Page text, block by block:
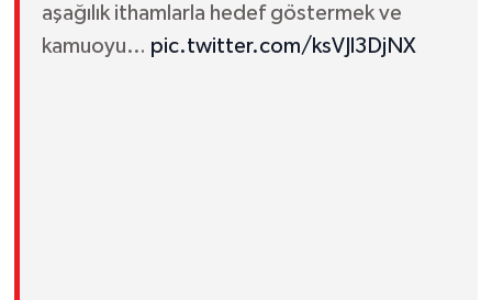
aşağılık ithamlarla hedef göstermek ve
kamuoyu… pic.twitter.com/ksVJl3DjNX